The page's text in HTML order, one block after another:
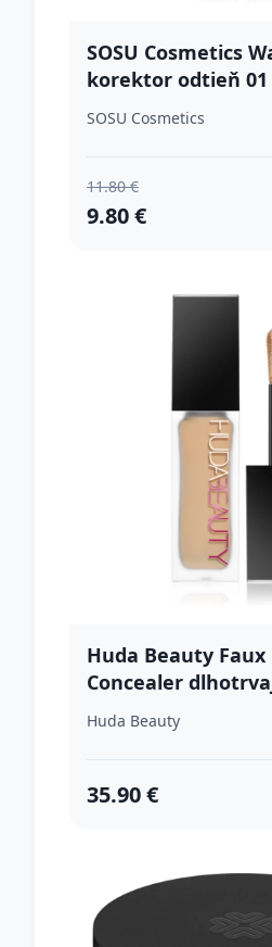
SOSU Cosmetics
korektor odtieň
ml
SOSU Cosmetics
11.80 €
9.80 €
Huda Beauty
Concealer
odtieň Sugar
Huda Beauty
35.90 €